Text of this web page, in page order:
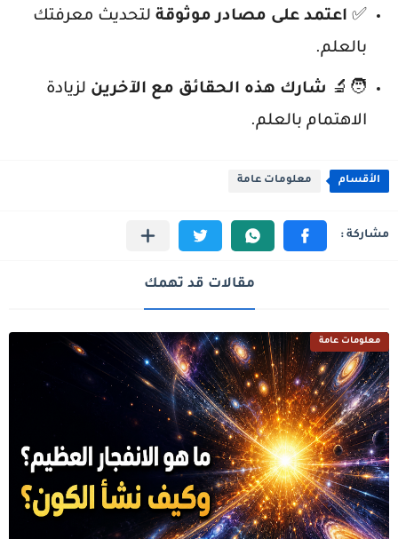
✅ اعتمد على مصادر موثوقة لتحديث معرفتك
بالعلم.
🧑‍🔬 شارك هذه الحقائق مع الآخرين لزيادة
الاهتمام بالعلم.
الأقسام معلومات عامة
مقالات قد تهمك
معلومات عامة